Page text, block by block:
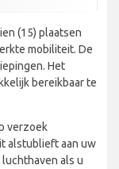
(15) plaatsen
mobiliteit. De
Het
bereikbaar te
verzoek
alstublieft aan uw
als u